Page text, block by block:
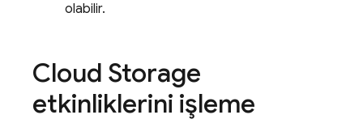
olabilir.
Cloud Storage
etkinliklerini işleme